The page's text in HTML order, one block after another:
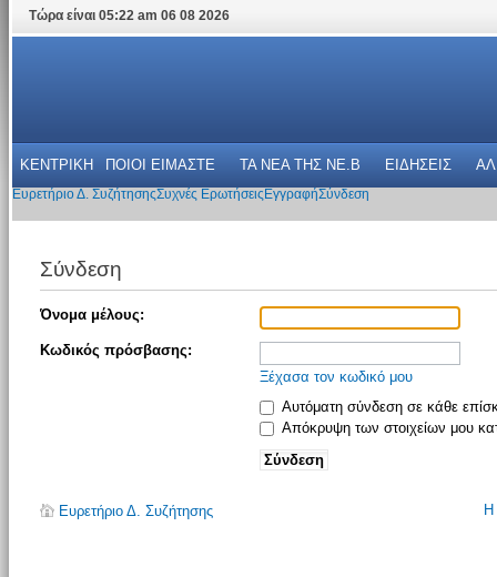
Τώρα είναι 05:22 am 06 08 2026
ΚΕΝΤΡΙΚΗ ΠΟΙΟΙ ΕΙΜΑΣΤΕ ΤΑ ΝΕΑ THΣ NE.B ΕΙΔΗΣΕΙΣ
Ευρετήριο Δ. ΣυζήτησηςΣυχνές Ερωτήσεις ΕγγραφήΣύνδεση
Σύνδεση
Όνομα μέλους:
Κωδικός πρόσβασης:
Ξέχασα τον κωδικό μου
Αυτόματη σύνδεση σε κάθε
Απόκρυψη των στοιχείων μου
Ευρετήριο Δ. Συζήτησης Η